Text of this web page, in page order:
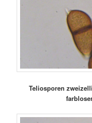
Teliosporen